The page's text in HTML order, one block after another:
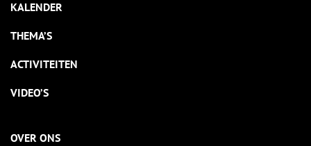
KALENDER
THEMA’S
ACTIVITEITEN
VIDEO’S
OVER ONS